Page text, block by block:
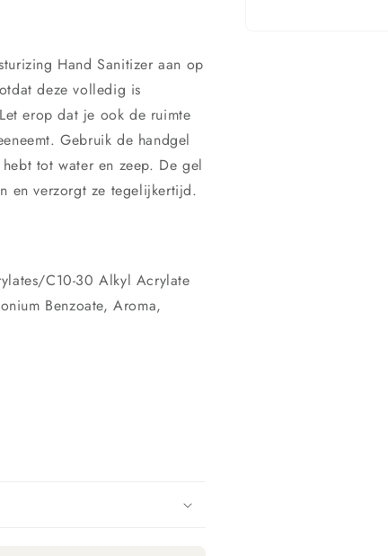
Hand Sanitizer aan op
deze volledig is
erop dat je ook de ruimte
Gebruik de handgel
tot water en zeep. De gel
en verzorgt ze tegelijkertijd.
C10-30 Alkyl Acrylate
Benzoate, Aroma,